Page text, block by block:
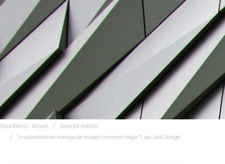
Vous êtes ici :Accueil
Dans les médias
"Insubordination, manque de respect: comment réagir ?", par Joël Grangé